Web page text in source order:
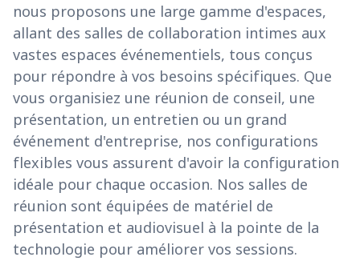
nous proposons une large gamme d'espaces,
allant des salles de collaboration intimes aux
vastes espaces événementiels, tous conçus
pour répondre à vos besoins spécifiques. Que
vous organisiez une réunion de conseil, une
présentation, un entretien ou un grand
événement d'entreprise, nos configurations
flexibles vous assurent d'avoir la configuration
idéale pour chaque occasion. Nos salles de
réunion sont équipées de matériel de
présentation et audiovisuel à la pointe de la
technologie pour améliorer vos sessions.